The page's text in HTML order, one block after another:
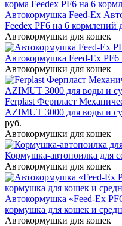
Автокормушка Feed-Ex
Feedex PF6 на 6 кормлений
Автокормушки для кошек
Автокормушка Feed-Ex PF6
Автокормушки для кошек
Ferplast Ферпласт
AZIMUT 3000 для воды и
руб.
Автокормушки для кошек
Кормушка-автопоилка для
Автокормушки для кошек
Автокормушка «Feed-Ex
кормушка для кошек и
Автокормушки для кошек